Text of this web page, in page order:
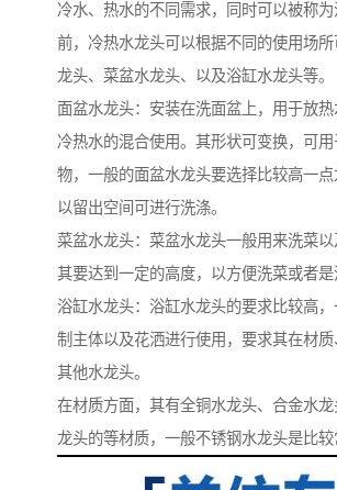
冷水、热水的不同需求，同时可以被称为
前，冷热水龙头可以根据不同的使用场
龙头、菜盆水龙头、以及浴缸水龙头等。
面盆水龙头：安装在洗面盆上，用于放
冷热水的混合使用。其形状可变换，可
物，一般的面盆水龙头要选择比较高一点
以留出空间可进行洗涤。
菜盆水龙头：菜盆水龙头一般用来洗菜
其要达到一定的高度，以方便洗菜或者是
浴缸水龙头：浴缸水龙头的要求比较高
制主体以及花洒进行使用，要求其在材
其他水龙头。
在材质方面，其有全铜水龙头、合金水
龙头的等材质，一般不锈钢水龙头是比较